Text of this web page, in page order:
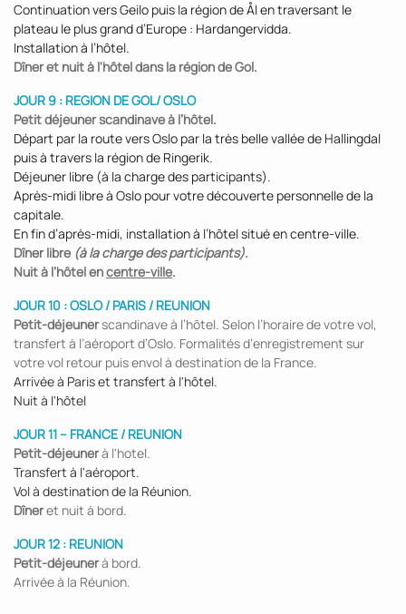
Continuation vers Geilo puis la région de Ål en traversant le
plateau le plus grand d’Europe : Hardangervidda.
Installation à l’hôtel.
Dîner et nuit à l'hôtel dans la région de Gol.
JOUR 9 : REGION DE GOL/ OSLO
Petit déjeuner scandinave à l’hôtel.
Départ par la route vers Oslo par la très belle vallée de Hallingdal
puis à travers la région de Ringerik.
Déjeuner libre (à la charge des participants).
Après-midi libre à Oslo pour votre découverte personnelle de la
capitale.
En fin d’après-midi, installation à l’hôtel situé en centre-ville.
Dîner libre (à la charge des participants).
Nuit à l’hôtel encentre-ville.
JOUR 10 : OSLO / PARIS / REUNION
Petit-déjeunerscandinave à l’hôtel. Selon l’horaire de votre vol,
transfert à l’aéroport d’Oslo. Formalités d’enregistrement sur
votre vol retour puis envol à destination de la France.
Arrivée à Paris et transfert à l'hôtel.
Nuit à l'hôtel
JOUR 11 – FRANCE / REUNION
Petit-déjeunerà l'hotel.
Transfert à l'aéroport.
Vol à destination de la Réunion.
Dîneret nuit à bord.
JOUR 12 : REUNION
Petit-déjeunerà bord.
Arrivée à la Réunion.